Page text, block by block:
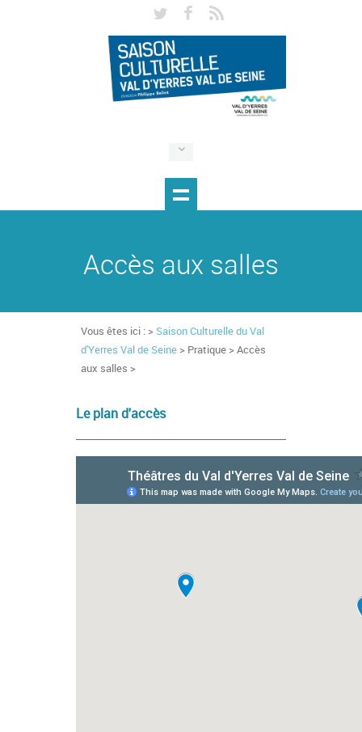
Accès aux salles
Vous êtes ici : > Saison Culturelle du Val
d'Yerres Val de Seine > Pratique > Accès
aux salles >
Le plan d'accès